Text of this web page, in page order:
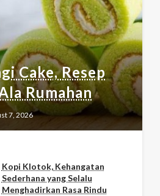
Cake, Resep
Rumahan
7, 2026
Kopi Klotok, Kehangatan
Sederhana yang Selalu
Menghadirkan Rasa Rindu